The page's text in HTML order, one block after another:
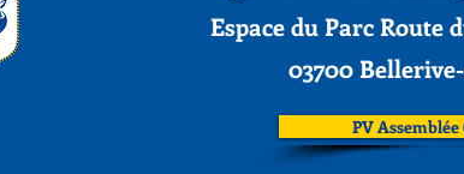
Espace du Parc Route
03700
PV Assemblée